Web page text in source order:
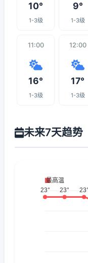
10°
1-3级
9°
1-3级
11:00
16°
1-3级
12:00
17°
1-3级
未来7天趋势